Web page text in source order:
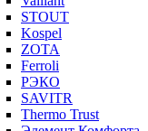
STOUT
Kospel
ZOTA
Ferroli
РЭКО
SAVITR
Thermo Trust